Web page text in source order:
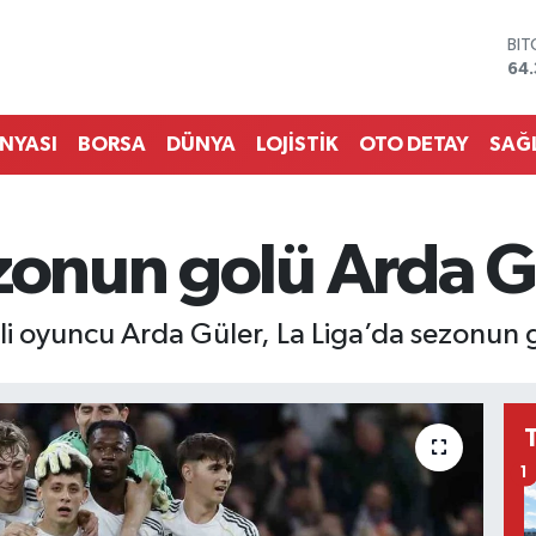
BORSA DÜNYA LOJİSTİK OTO DETAY
golü Arda
oyuncu Arda Güler, La Liga’da
1